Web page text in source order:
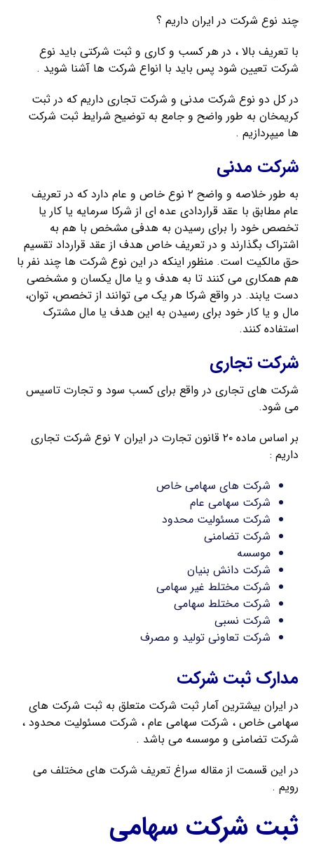
چند نوع شرکت در ایران داریم ؟
با تعریف بالا ، در هر کسب و کاری و ثبت شرکتی باید نوع
شرکت تعیین شود پس باید با انواع شرکت ها آشنا شوید .
در کل دو نوع شرکت مدنی و شرکت تجاری داریم که در ثبت
کریمخان به طور واضح و جامع به توضیح شرایط ثبت شرکت
ها میپردازیم .
شرکت مدنی
به طور خلاصه و واضح ۲ نوع خاص و عام دارد که در تعریف
عام مطابق با عقد قراردادی عده ای از شرکا سرمایه یا کار یا
تخصص خود را برای رسیدن به هدفی مشخص با هم به
اشتراک بگذارند و در تعریف خاص هدف از عقد قرارداد تقسیم
حق مالکیت است. منظور اینکه در این نوع شرکت ها چند نفر با
هم همکاری می کنند تا به هدف و یا مال یکسان و مشخصی
دست یابند. در واقع شرکا هر یک می توانند از تخصص، توان،
مال و یا کار خود برای رسیدن به این هدف یا مال مشترک
استفاده کنند.
شرکت تجاری
شرکت های تجاری در واقع برای کسب سود و تجارت تاسیس
می شود.
بر اساس ماده ۲۰ قانون تجارت در ایران ۷ نوع شرکت تجاری
داریم :
شرکت های سهامی خاص
شرکت سهامی عام
شرکت مسئولیت محدود
شرکت تضامنی
موسسه
شرکت دانش بنیان
شرکت مختلط غیر سهامی
شرکت مختلط سهامی
شرکت نسبی
شرکت تعاونی تولید و مصرف
مدارک ثبت شرکت
در ایران بیشترین آمار ثبت شرکت متعلق به ثبت شرکت های
سهامی خاص ، شرکت سهامی عام ، شرکت مسئولیت محدود ،
شرکت تضامنی و موسسه می باشد .
در این قسمت از مقاله سراغ تعریف شرکت های مختلف می
رویم .
ثبت شرکت سهامی